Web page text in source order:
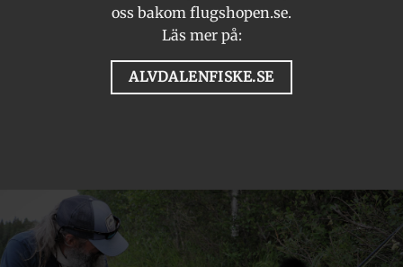
oss bakom flugshopen.se.
Läs mer på:
ALVDALENFISKE.SE